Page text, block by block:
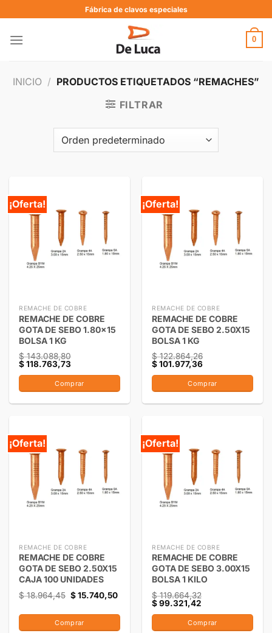
Fábrica de clavos especiales
0
INICIO / PRODUCTOS ETIQUETADOS “REMACHES”
FILTRAR
¡Oferta!
REMACHE DE COBRE
REMACHE DE COBRE
GOTA DE SEBO 1.80×15
BOLSA 1 KG
$143.088,80
$118.763,73
Comprar
¡Oferta!
REMACHE DE COBRE
REMACHE DE COBRE
GOTA DE SEBO 2.50X15
BOLSA 1 KG
$122.864,26
$101.977,36
Comprar
¡Oferta!
REMACHE DE COBRE
REMACHE DE COBRE
GOTA DE SEBO 2.50X15
CAJA 100 UNIDADES
$18.964,45 $15.740,50
Comprar
¡Oferta!
REMACHE DE COBRE
REMACHE DE COBRE
GOTA DE SEBO 3.00X15
BOLSA 1 KILO
$119.664,32
$99.321,42
Comprar